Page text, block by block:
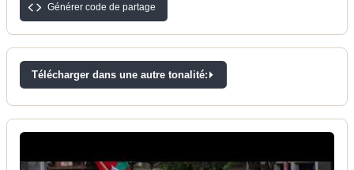
Générer code de partage
Télécharger dans une autre tonalité: